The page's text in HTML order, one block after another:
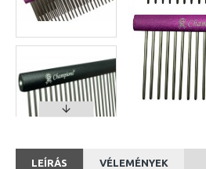
LEÍRÁS VÉLEMÉNYEK